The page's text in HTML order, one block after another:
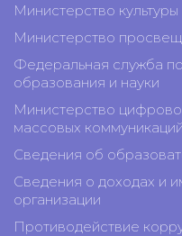
Министерство
Министерство
Федеральная служба
образования и науки
Министерство
массовых
Сведения об
Сведения о доходах и
организации
Противодействие